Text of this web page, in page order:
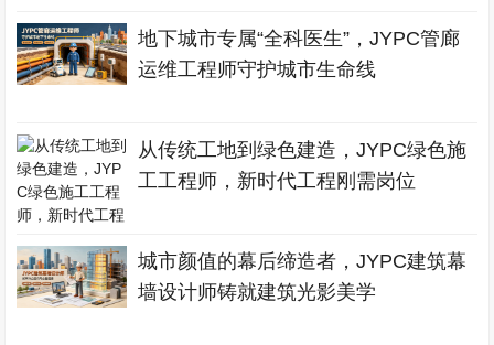
地下城市专属“全科医生”，JYPC管廊
运维工程师守护城市生命线
从传统工地到绿色建造，JYPC绿色施
工工程师，新时代工程刚需岗位
城市颜值的幕后缔造者，JYPC建筑幕
墙设计师铸就建筑光影美学